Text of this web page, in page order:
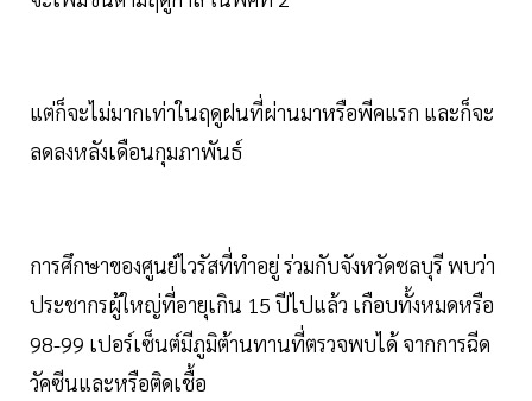
แต่ก็จะไม่มากเท่าในฤดูฝนที่ผ่านมาหรือพีคแรก และก็จะ
ลดลงหลังเดือนกุมภาพันธ์
การศึกษาของศูนย์ไวรัสที่ทำอยู่ ร่วมกับจังหวัดชลบุรี พบว่า
ประชากรผู้ใหญ่ที่อายุเกิน 15 ปีไปแล้ว เกือบทั้งหมดหรือ
98-99 เปอร์เซ็นต์มีภูมิต้านทานที่ตรวจพบได้ จากการฉีด
วัคซีนและหรือติดเชื้อ